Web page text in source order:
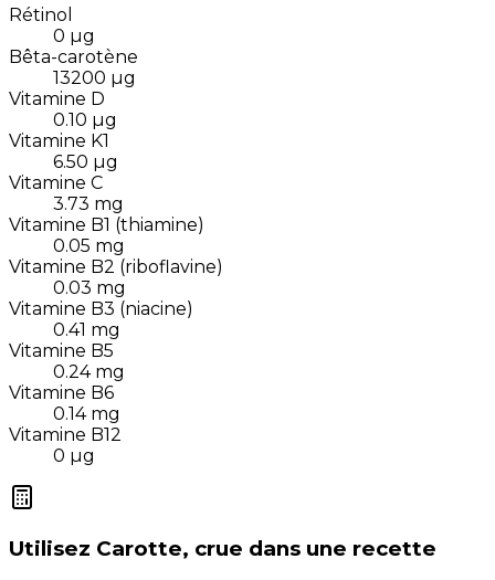
Rétinol
0 µg
Bêta-carotène
13200 µg
Vitamine D
0.10 µg
Vitamine K1
6.50 µg
Vitamine C
3.73 mg
Vitamine B1 (thiamine)
0.05 mg
Vitamine B2 (riboflavine)
0.03 mg
Vitamine B3 (niacine)
0.41 mg
Vitamine B5
0.24 mg
Vitamine B6
0.14 mg
Vitamine B12
0 µg
Utilisez Carotte, crue dans une recette